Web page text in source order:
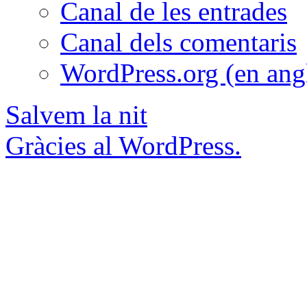
Canal de les entrades
Canal dels comentaris
WordPress.org (en
Salvem la nit
Gràcies al WordPress.